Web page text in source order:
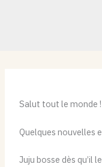
Salut tout le monde !
Quelques nouvelles
Juju bosse dès qu’il